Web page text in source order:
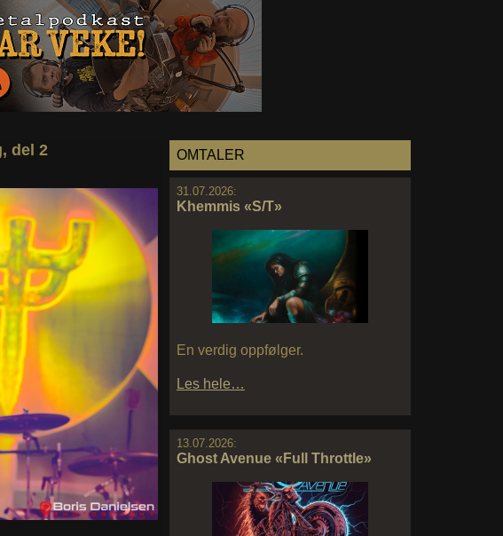
OMTALER
31.07.2026:
Khemmis «S/T»
En verdig oppfølger.
Les hele…
13.07.2026:
Ghost Avenue «Full Throttle»
del 2